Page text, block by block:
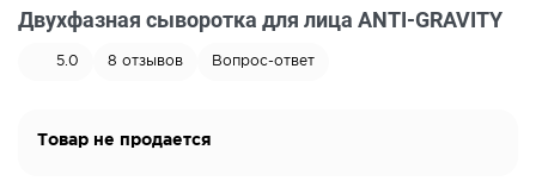
Двухфазная сыворотка для лица ANTI-GRAVITY
5.0 8 отзывов Вопрос-ответ
Товар не продается